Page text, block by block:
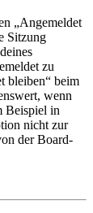
„Angemeldet
Sitzung
zu
bleiben“ beim
wenn
Beispiel in
nicht zur
der Board-